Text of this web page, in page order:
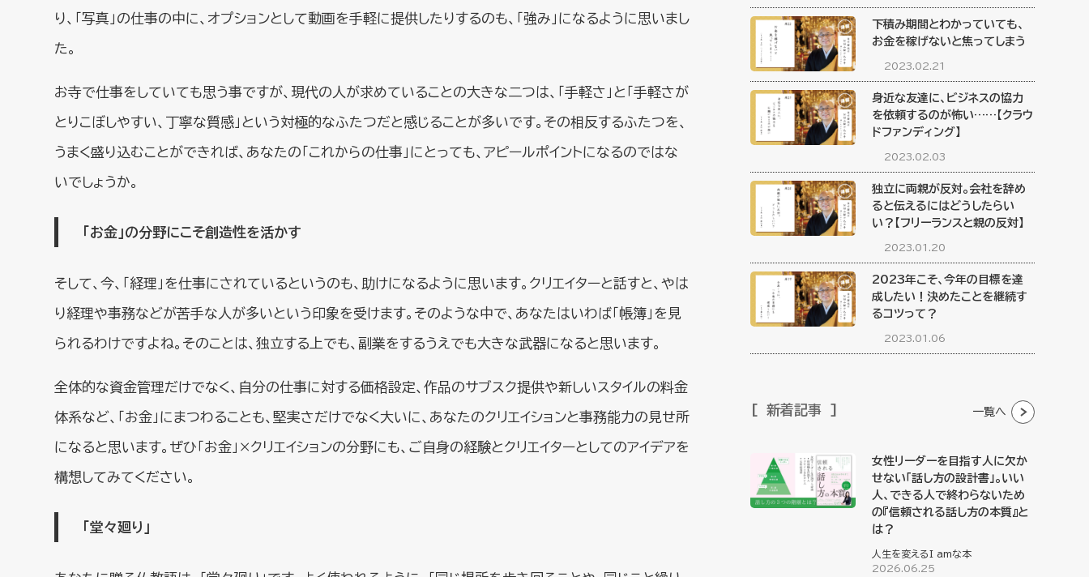
り、「写真」の仕事の中に、オプションとして動画を手軽に提供したりするのも、「強み」になるように思いまし
た。
お寺で仕事をしていても思う事ですが、現代の人が求めていることの大きな二つは、「手軽さ」と「手軽さが
とりこぼしやすい、丁寧な質感」という対極的なふたつだと感じることが多いです。その相反するふたつを、
うまく盛り込むことができれば、あなたの「これからの仕事」にとっても、アピールポイントになるのではな
いでしょうか。
「お金」の分野にこそ創造性を活かす
そして、今、「経理」を仕事にされているというのも、助けになるように思います。クリエイターと話すと、やは
り経理や事務などが苦手な人が多いという印象を受けます。そのような中で、あなたはいわば「帳簿」を見
られるわけですよね。そのことは、独立する上でも、副業をするうえでも大きな武器になると思います。
全体的な資金管理だけでなく、自分の仕事に対する価格設定、作品のサブスク提供や新しいスタイルの料金
体系など、「お金」にまつわることも、堅実さだけでなく大いに、あなたのクリエイションと事務能力の見せ所
になると思います。ぜひ「お金」×クリエイションの分野にも、ご自身の経験とクリエイターとしてのアイデアを
構想してみてください。
「堂々廻り」
下積み期間とわかっていても、
お金を稼げないと焦ってしまう
2023.02.21
身近な友達に、ビジネスの協力
を依頼するのが怖い……【クラウ
ドファンディング】
2023.02.03
独立に両親が反対。会社を辞め
ると伝えるにはどうしたらい
い？【フリーランスと親の反対】
2023.01.20
2023年こそ、今年の目標を達
成したい！決めたことを継続す
るコツって？
2023.01.06
新着記事 一覧へ
女性リーダーを目指す人に欠か
せない「話し方の設計書」。いい
人、できる人で終わらないため
の『信頼される話し方の本質』と
は？
人生を変えるI amな本
2026.06.25